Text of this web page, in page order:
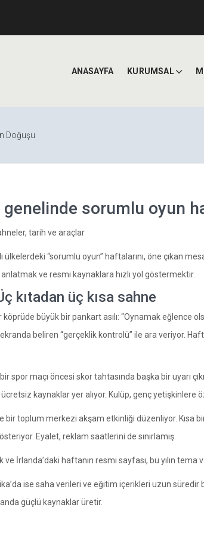
ANASAYFA KURUMSAL
Doğuşu
genelinde sorumlu oyun
tarih ve araçlar
ülkelerdeki “sorumlu oyun” haftalarını, öne çıkan
ve resmi kaynaklara hızlı yol göstermektir.
kıtadan üç kısa sahne
köprüde büyük bir pankart asılı: “Oynamak eğlence
beliren “gerçeklik kontrolü” ile ara veriyor.
spor maçı öncesi skor tahtasında başka bir uyarı
kaynaklar yer alıyor. Kulüp, genç yetişkinlere
bir toplum merkezi akşam etkinliği düzenliyor. Kısa
Eyalet, reklam saatlerini de sınırlamış.
ve İrlanda’daki haftanın resmi sayfası, bu yılın
ise saha verileri ve eğitim içerikleri uzun süredir
güçlü kaynaklar üretir.